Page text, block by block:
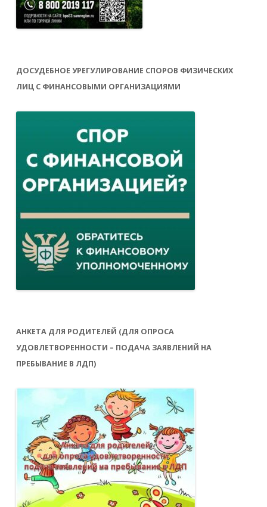
ДОСУДЕБНОЕ УРЕГУЛИРОВАНИЕ СПОРОВ ФИЗИЧЕСКИХ
ЛИЦ С ФИНАНСОВЫМИ ОРГАНИЗАЦИЯМИ
АНКЕТА ДЛЯ РОДИТЕЛЕЙ (ДЛЯ ОПРОСА
УДОВЛЕТВОРЕННОСТИ – ПОДАЧА ЗАЯВЛЕНИЙ НА
ПРЕБЫВАНИЕ В ЛДП)